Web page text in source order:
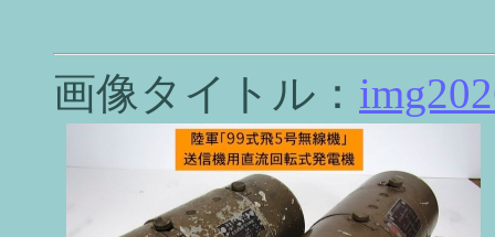
画像タイトル：